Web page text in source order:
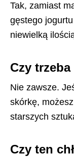
Tak, zamiast
gęstego
niewielką
Czy
Nie zawsze.
skórkę,
starszych
Czy ten